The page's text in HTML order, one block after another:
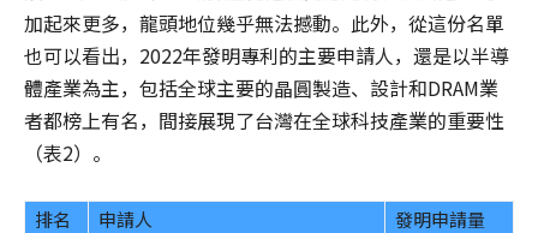
加起來更多，龍頭地位幾乎無法撼動。此外，從這份名單
也可以看出，2022年發明專利的主要申請人，還是以半導
體產業為主，包括全球主要的晶圓製造、設計和DRAM業
者都榜上有名，間接展現了台灣在全球科技產業的重要性
（表2）。
排名 申請人 發明申請量